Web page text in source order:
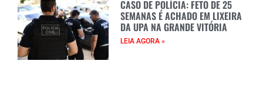
CASO DE POLÍCIA: FETO DE 25
SEMANAS É ACHADO EM LIXEIRA
DA UPA NA GRANDE VITÓRIA
LEIA AGORA »